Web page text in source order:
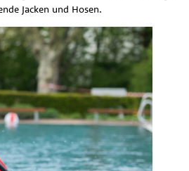
Jacken und Hosen.